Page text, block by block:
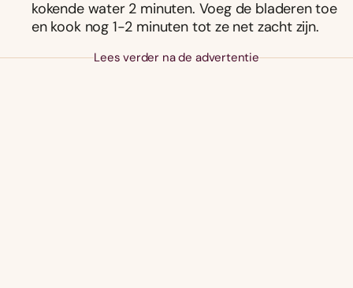
kokende water 2 minuten. Voeg de bladeren toe
en kook nog 1-2 minuten tot ze net zacht zijn.
Lees verder na de advertentie